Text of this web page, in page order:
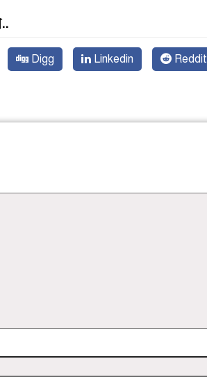
Digg Linkedin Reddit